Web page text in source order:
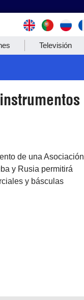
Televisión
de una Asociación
y Rusia permitirá
y básculas